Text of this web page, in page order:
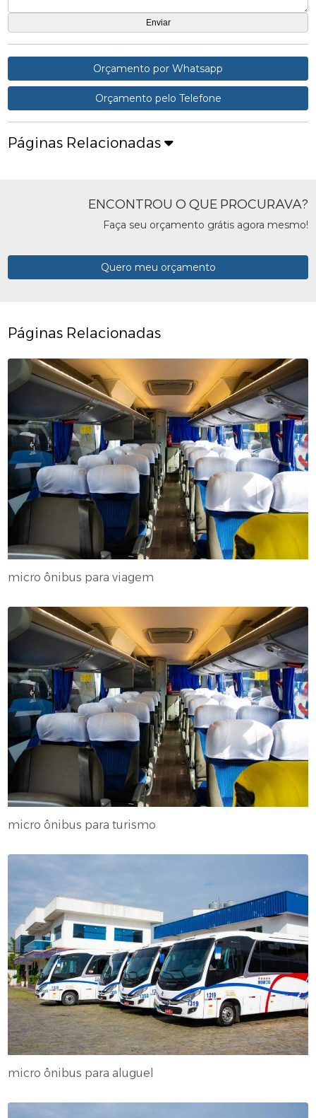
Orçamento por Whatsapp
Orçamento pelo Telefone
Páginas Relacionadas
ENCONTROU O QUE PROCURAVA?
Faça seu orçamento grátis agora mesmo!
Quero meu orçamento
Páginas Relacionadas
micro ônibus para viagem
micro ônibus para turismo
micro ônibus para aluguel